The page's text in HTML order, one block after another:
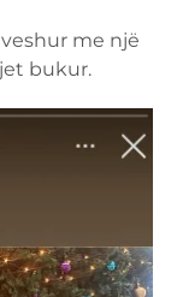
me një
bukur.